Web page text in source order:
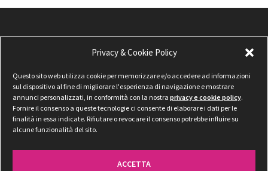
Privacy & Cookie Policy
Questo sito web utilizza cookie per memorizzare e/o accedere ad informazioni
sul dispositivo al fine di migliorare l'esperienza di navigazione e mostrare
annunci personalizzati, in conformità con la nostra privacy e cookie policy.
Fornire il consenso a queste tecnologie ci consente di elaborare i dati per le
finalità in essa indicate. Rifiutare o revocare il consenso potrebbe influire su
alcune funzionalità del sito.
ACCETTA